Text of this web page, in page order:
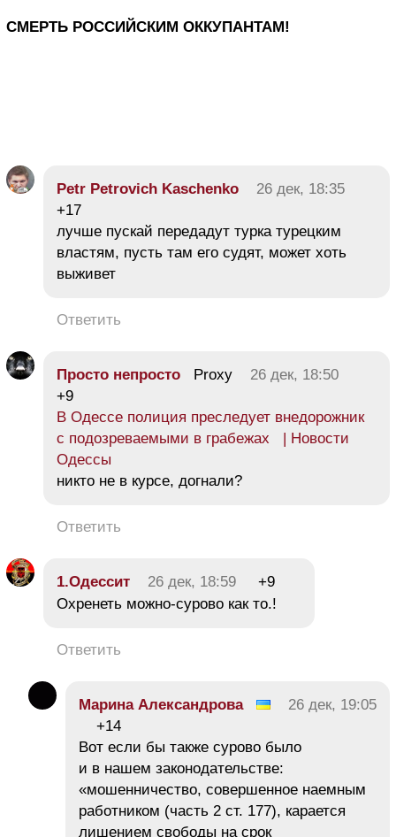
СМЕРТЬ РОССИЙСКИМ ОККУПАНТАМ!
Petr Petrovich Kaschenko
26 дек, 18:35
+17
лучше пускай передадут турка турецким
властям, пусть там его судят, может хоть
выживет
Ответить
Просто непросто Proxy
26 дек, 18:50
+9
В Одессе полиция преследует внедорожник
с подозреваемыми в грабежах | Новости
Одессы
никто не в курсе, догнали?
Ответить
1.Одессит 26 дек, 18:59
+9
Охренеть можно-сурово как то.!
Ответить
Марина Александрова
26 дек, 19:05
+14
Вот если бы также сурово было
и в нашем законодательстве:
«мошенничество, совершенное наемным
работником (часть 2 ст. 177), карается
лишением свободы на срок